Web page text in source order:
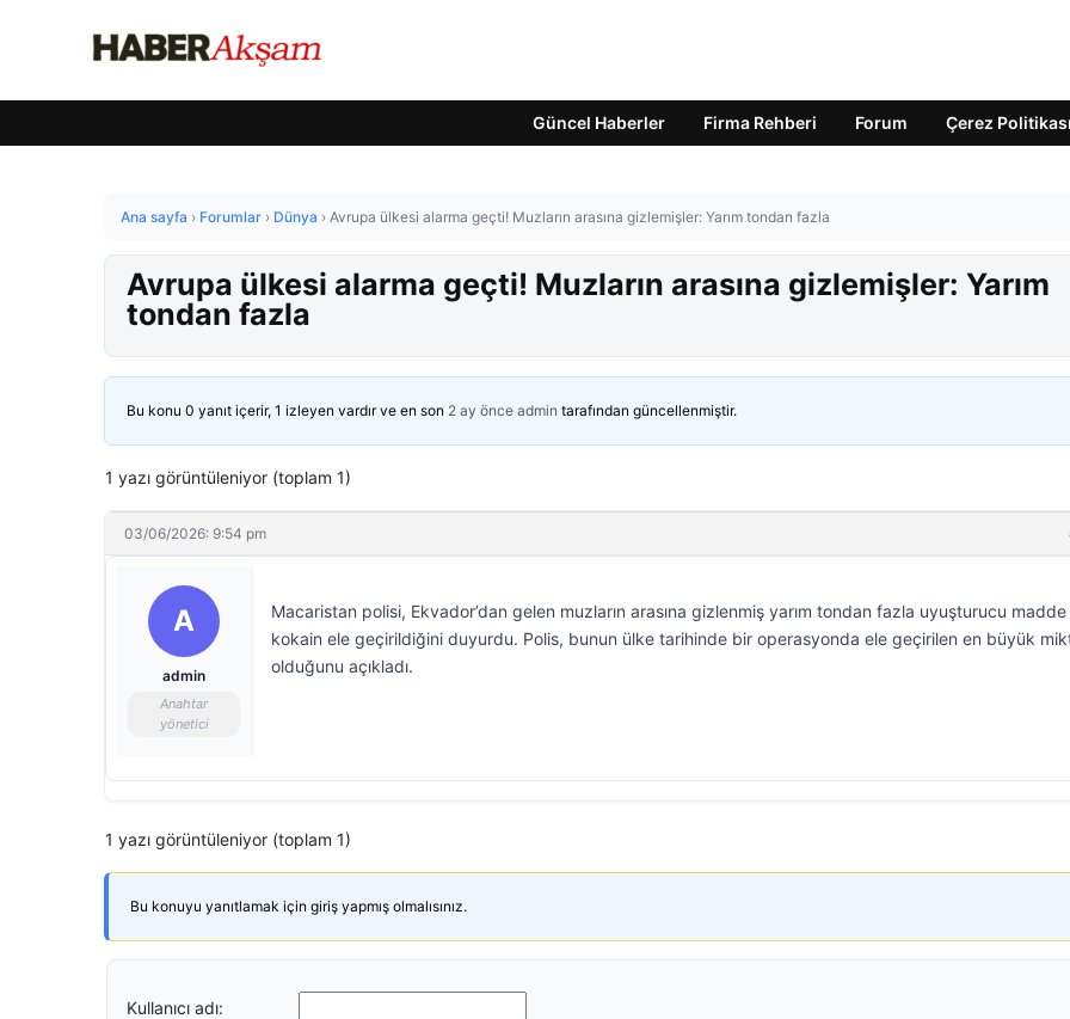
Güncel Haberler Firma Rehberi Forum Çerez Politikası
Ana sayfa › Forumlar › Dünya › Avrupa ülkesi alarma geçti! Muzların arasına gizlemişler: Yarım tondan fazla
Avrupa ülkesi alarma geçti! Muzların arasına gizlemişler: Yarım
tondan fazla
Bu konu 0 yanıt içerir, 1 izleyen vardır ve en son 2 ay önce admin tarafından güncellenmiştir.
1 yazı görüntüleniyor (toplam 1)
03/06/2026: 9:54 pm
A
admin
Anahtar
yönetici
Macaristan polisi, Ekvador’dan gelen muzların arasına gizlenmiş yarım tondan fazla uyuşturucu madde
kokain ele geçirildiğini duyurdu. Polis, bunun ülke tarihinde bir operasyonda ele geçirilen en büyük
olduğunu açıkladı.
1 yazı görüntüleniyor (toplam 1)
Bu konuyu yanıtlamak için giriş yapmış olmalısınız.
Kullanıcı adı: